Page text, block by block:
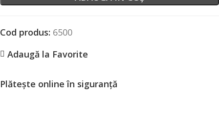
Cod produs: 6500
Adaugă la Favorite
Plătește online în siguranță